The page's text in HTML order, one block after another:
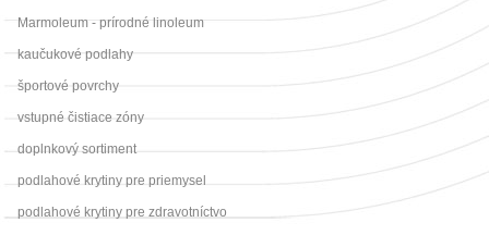
Marmoleum - prírodné linoleum
kaučukové podlahy
športové povrchy
vstupné čistiace zóny
doplnkový sortiment
podlahové krytiny pre priemysel
podlahové krytiny pre zdravotníctvo